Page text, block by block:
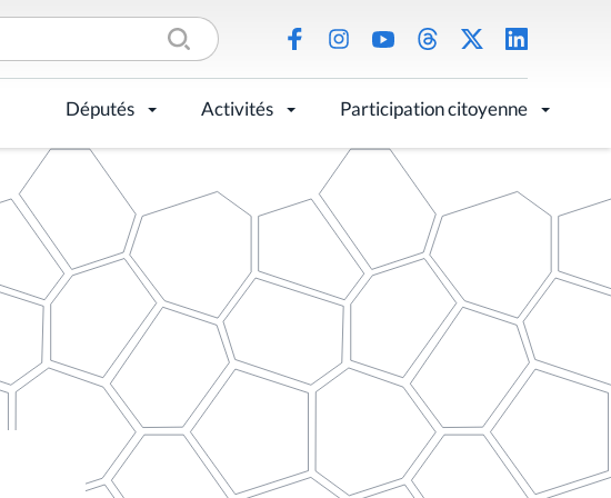
Députés Activités Participation citoyenne